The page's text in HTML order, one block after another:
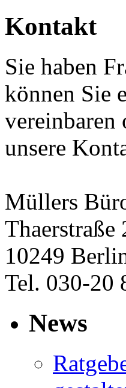
Kontakt
Sie haben
können Sie
vereinbaren
unsere
Müllers
Thaerstraße
10249
Tel. 030-20
News